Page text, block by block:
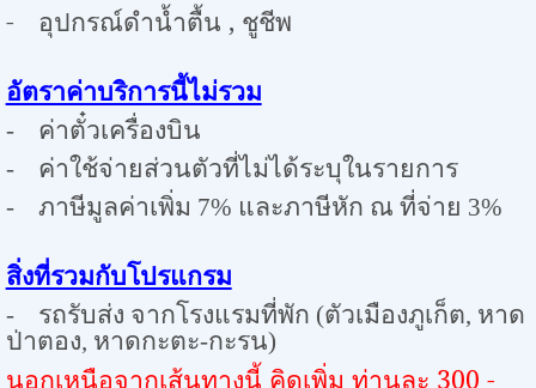
-
อุปกรณ์ดำน้ำตื้น , ชูชีพ
อัตราค่าบริการนี้ไม่รวม
-
ค่าตั๋วเครื่องบิน
-
ค่าใช้จ่ายส่วนตัวที่ไม่ได้ระบุในรายการ
-
ภาษีมูลค่าเพิ่ม 7% และภาษีหัก ณ ที่จ่าย 3%
สิ่งที่รวมกับโปรแกรม
-
รถรับส่ง จากโรงแรมที่พัก (ตัวเมืองภูเก็ต, หาด
ป่าตอง, หาดกะตะ-กะรน)
นอกเหนือจากเส้นทางนี้ คิดเพิ่ม ท่านละ 300 -